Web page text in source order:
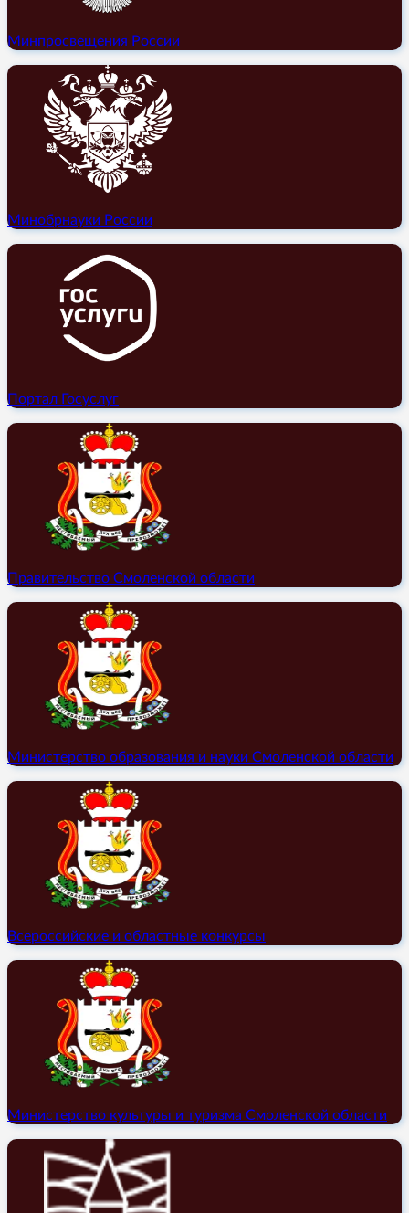
Минпросвещения России
Минобрнауки России
Портал Госуслуг
Правительство Смоленской области
Министерство образования и науки Смоленской области
Всероссийские и областные конкурсы
Министерство культуры и туризма Смоленской области